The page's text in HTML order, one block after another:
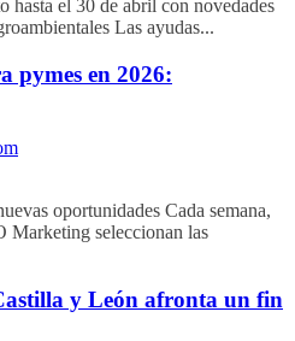
hasta el 30 de abril con novedades
Las ayudas...
pymes en 2026:
oportunidades Cada semana,
seleccionan las
y León afronta un fin